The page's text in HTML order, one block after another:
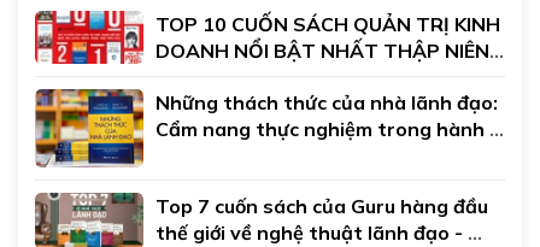
TOP 10 CUỐN SÁCH QUẢN TRỊ KINH
DOANH NỔI BẬT NHẤT THẬP NIÊN
Những thách thức của nhà lãnh đạo:
Cẩm nang thực nghiệm trong hành
Top 7 cuốn sách của Guru hàng đầu
thế giới về nghệ thuật lãnh đạo -